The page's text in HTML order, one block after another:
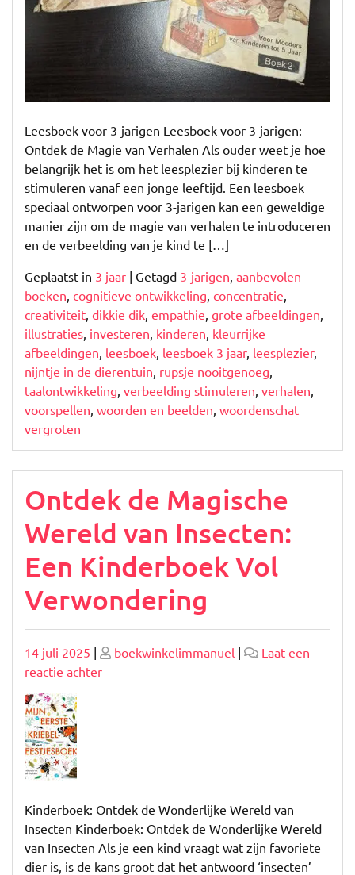
Leesboek voor 3-jarigen Leesboek voor 3-jarigen:
Ontdek de Magie van Verhalen Als ouder weet je hoe
belangrijk het is om het leesplezier bij kinderen te
stimuleren vanaf een jonge leeftijd. Een leesboek
speciaal ontworpen voor 3-jarigen kan een geweldige
manier zijn om de magie van verhalen te introduceren
en de verbeelding van je kind te […]
Geplaatst in 3 jaar | Getagd 3-jarigen aanbevolen
boeken cognitieve ontwikkeling concentratie
creativiteit dikkie dik empathie grote afbeeldingen
illustraties investeren kinderen kleurrijke
afbeeldingen leesboek leesboek 3 jaar, leesplezier,
nijntje in de dierentuin rupsje nooitgenoeg
taalontwikkeling verbeelding stimuleren verhalen
voorspellen woorden en beelden woordenschat
vergroten
Ontdek de Magische
Wereld van Insecten:
Een Kinderboek Vol
Verwondering
Geplaatst
op
14 juli 2025 | Geplaatst
op
boekwinkelimmanuel |
Laat een
reactie achterop
Een
Kinderboek
Vol
Verwondering
Kinderboek: Ontdek de Wonderlijke Wereld van
Insecten Kinderboek: Ontdek de Wonderlijke Wereld
van Insecten Als je een kind vraagt wat zijn favoriete
dier is, is de kans groot dat het antwoord ‘insecten’